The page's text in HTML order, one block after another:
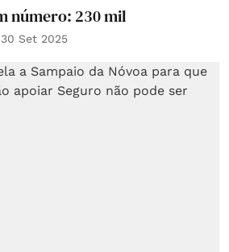
número: 230 mil
30 Set 2025